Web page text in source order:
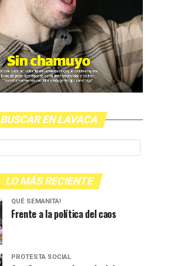
BUSCAR EN LAVACA
LO MÁS RECIENTE
QUÉ SEMANITA!
Frente a la política del caos
PROTESTA SOCIAL